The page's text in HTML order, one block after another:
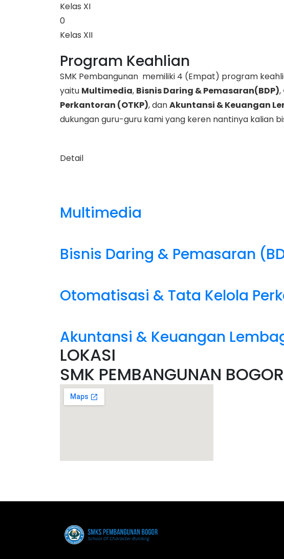
Kelas XI
0
Kelas XII
Program Keahlian
SMK Pembangunan memiliki 4 (Empat) program
yaitu Multimedia, Bisnis Daring & Pemasaran(BDP),
Perkantoran (OTKP), danAkuntansi & Keuangan
dukungan guru-guru kami yang keren nantinya kalian
Detail
Multimedia
Bisnis Daring & Pemasaran
Otomatisasi & Tata Kelola
Akuntansi & Keuangan
LOKASI
SMK PEMBANGUNAN BOGOR